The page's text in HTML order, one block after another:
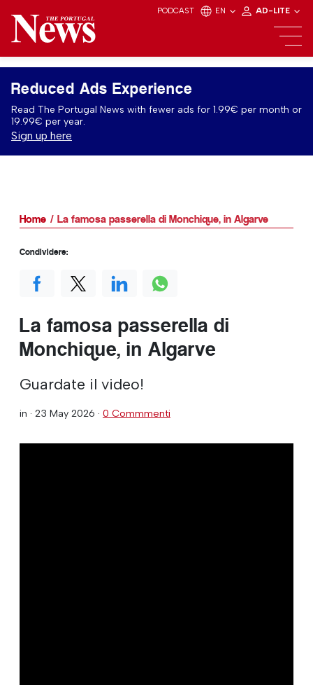
PODCAST EN AD-LITE
Reduced Ads Experience
Read The Portugal News with fewer ads for 1.99€ per month or
19.99€ per year.
Sign up here
Home La famosa passerella di Monchique, in Algarve
La famosa passerella di
Monchique, in Algarve
Guardate il video!
in · 23 May 2026 · 0 Commmenti
Condividere: